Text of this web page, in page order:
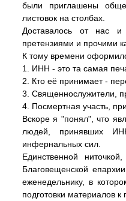
были приглашены
листовок на столбах.
Доставалось от нас и
претензиями и прочими
К тому времени
1. ИНН - это та самая
2. Кто её принимает -
3. Священнослужители,
4. Посмертная участь,
Вскоре я "понял", что
людей, принявших
инфернальных сил.
Единственной
Благовещенской
еженедельнику, в
подготовки материалов к